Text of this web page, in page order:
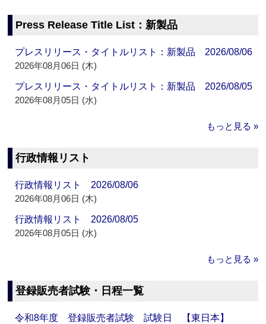
Press Release Title List：新製品
プレスリリース・タイトルリスト：新製品 2026/08/06
2026年08月06日 (木)
プレスリリース・タイトルリスト：新製品 2026/08/05
2026年08月05日 (水)
もっと見る »
行政情報リスト
行政情報リスト 2026/08/06
2026年08月06日 (木)
行政情報リスト 2026/08/05
2026年08月05日 (水)
もっと見る »
登録販売者試験・日程一覧
令和8年度 登録販売者試験 試験日 【東日本】